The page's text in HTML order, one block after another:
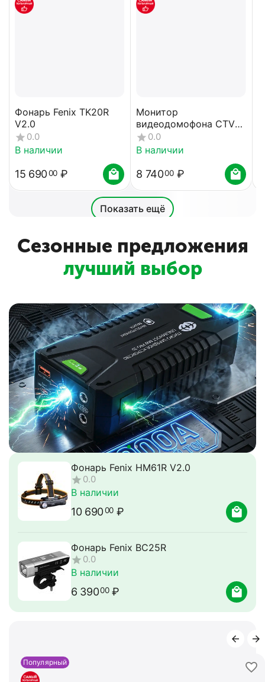
Фонарь Fenix TK20R
V2.0
0.0
В наличии
15 69000 ₽
Монитор
видеодомофона CTV-
M3712 Astra W, белый
0.0
В наличии
8 74000 ₽
Показать ещё
Сезонные предложения
лучший выбор
UnlimHost
Пуско-зарядное
устройство MW
PRO-32
Подробнее
Фонарь Fenix HM61R V2.0
0.0
В наличии
10 69000 ₽
Фонарь Fenix BC25R
0.0
В наличии
6 39000 ₽
Популярный